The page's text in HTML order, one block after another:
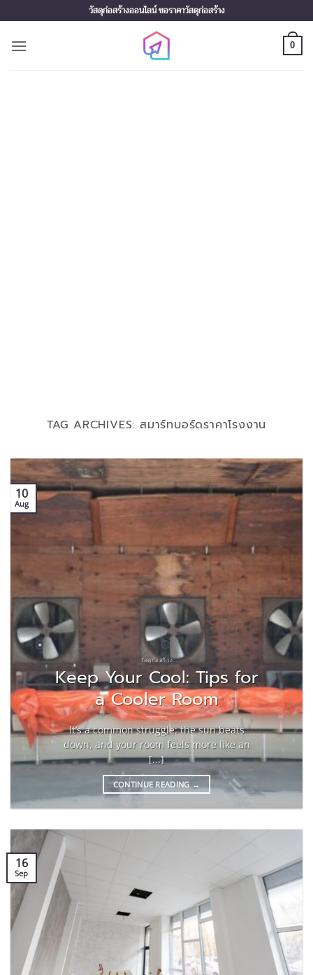
to
content
วัสดุก่อสร้างออนไลน์ ขอราคาวัสดุก่อสร้าง
0
TAG ARCHIVES: สมาร์ทบอร์ดราคาโรงงาน
วัสดุก่อสร้าง
Keep Your Cool: Tips for
a Cooler Room
It’s a common struggle: the sun beats
down, and your room feels more like an
[...]
CONTINUE READING →
10
Aug
16
Sep